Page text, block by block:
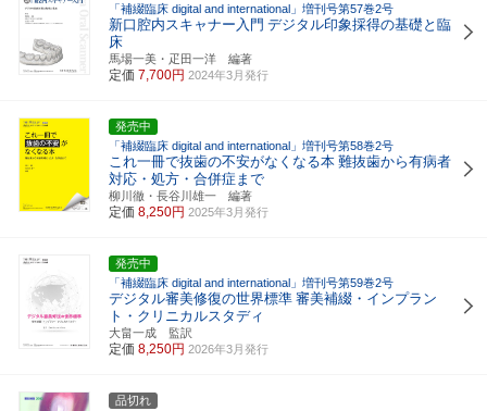
「補綴臨床 digital and international」増刊号第57巻2号
新口腔内スキャナー入門 デジタル印象採得の基礎と臨
床
馬場一美・疋田一洋 編著
定価 7,700円 2024年3月発行
発売中
「補綴臨床 digital and international」増刊号第58巻2号
これ一冊で抜歯の不安がなくなる本 難抜歯から有病者
対応・処方・合併症まで
柳川徹・長谷川雄一 編著
定価 8,250円 2025年3月発行
発売中
「補綴臨床 digital and international」増刊号第59巻2号
デジタル審美修復の世界標準 審美補綴・インプラン
ト・クリニカルスタディ
大畠一成 監訳
定価 8,250円 2026年3月発行
品切れ